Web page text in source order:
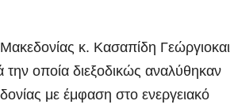
κ. Κασαπίδη Γεώργιοκαι
την οποία διεξοδικώς αναλύθηκαν
με έμφαση στο ενεργειακό